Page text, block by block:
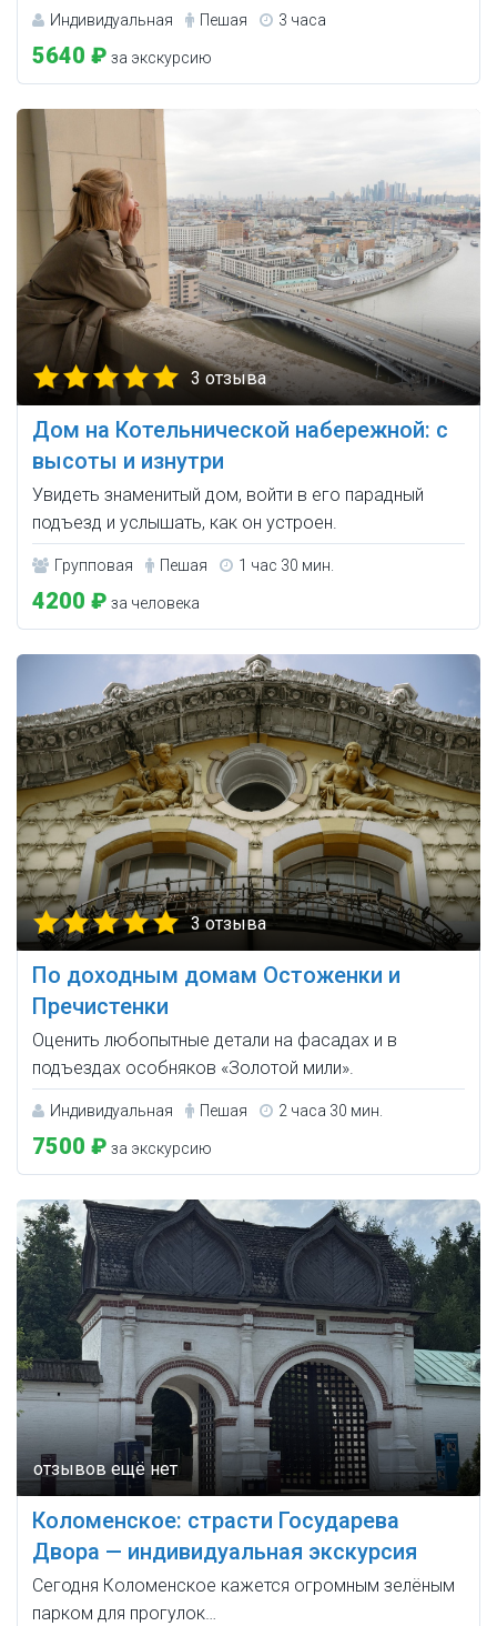
Индивидуальная Пешая 3 часа
5640 ₽ за экскурсию
3 отзыва
Дом на Котельнической набережной: с
высоты и изнутри
Увидеть знаменитый дом, войти в его парадный
подъезд и услышать, как он устроен.
Групповая Пешая 1 час 30 мин.
4200 ₽ за человека
3 отзыва
По доходным домам Остоженки и
Пречистенки
Оценить любопытные детали на фасадах и в
подъездах особняков «Золотой мили».
Индивидуальная Пешая 2 часа 30 мин.
7500 ₽ за экскурсию
Коломенское: страсти Государева
Двора — индивидуальная экскурсия
Сегодня Коломенское кажется огромным зелёным
парком для прогулок…